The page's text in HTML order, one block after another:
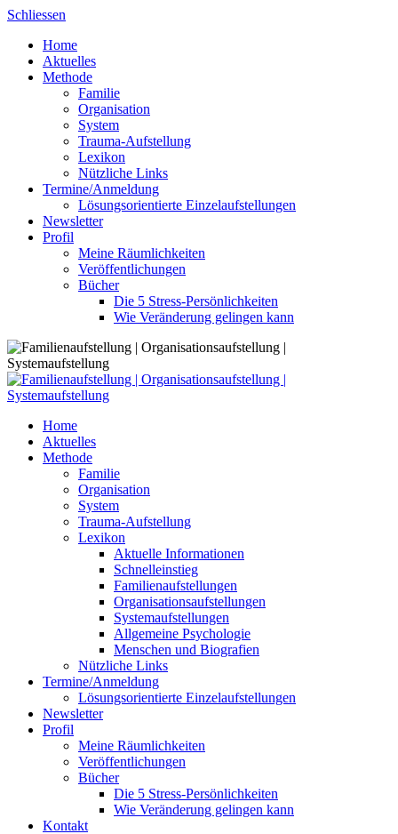
Skip
content
Schliessen
Home
Aktuelles
Methode
Familie
Organisation
System
Trauma-Aufstellung
Lexikon
Nützliche Links
Termine/Anmeldung
Lösungsorientierte Einzelaufstellungen
Newsletter
Profil
Meine Räumlichkeiten
Veröffentlichungen
Bücher
Die 5 Stress-Persönlichkeiten
Wie Veränderung gelingen kann
Home
Aktuelles
Methode
Familie
Organisation
System
Trauma-Aufstellung
Lexikon
Aktuelle Informationen
Schnelleinstieg
Familienaufstellungen
Organisationsaufstellungen
Systemaufstellungen
Allgemeine Psychologie
Menschen und Biografien
Nützliche Links
Termine/Anmeldung
Lösungsorientierte Einzelaufstellungen
Newsletter
Profil
Meine Räumlichkeiten
Veröffentlichungen
Bücher
Die 5 Stress-Persönlichkeiten
Wie Veränderung gelingen kann
Kontakt